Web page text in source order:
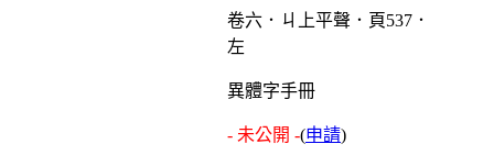
卷六．ㄐ上平聲．頁537．
左
異體字手冊
- 未公開 -(申請)